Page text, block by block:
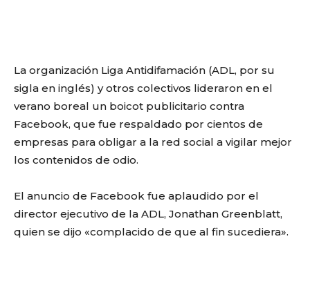
La organización Liga Antidifamación (ADL, por su
sigla en inglés) y otros colectivos lideraron en el
verano boreal un boicot publicitario contra
Facebook, que fue respaldado por cientos de
empresas para obligar a la red social a vigilar mejor
los contenidos de odio.
El anuncio de Facebook fue aplaudido por el
director ejecutivo de la ADL, Jonathan Greenblatt,
quien se dijo «complacido de que al fin sucediera».